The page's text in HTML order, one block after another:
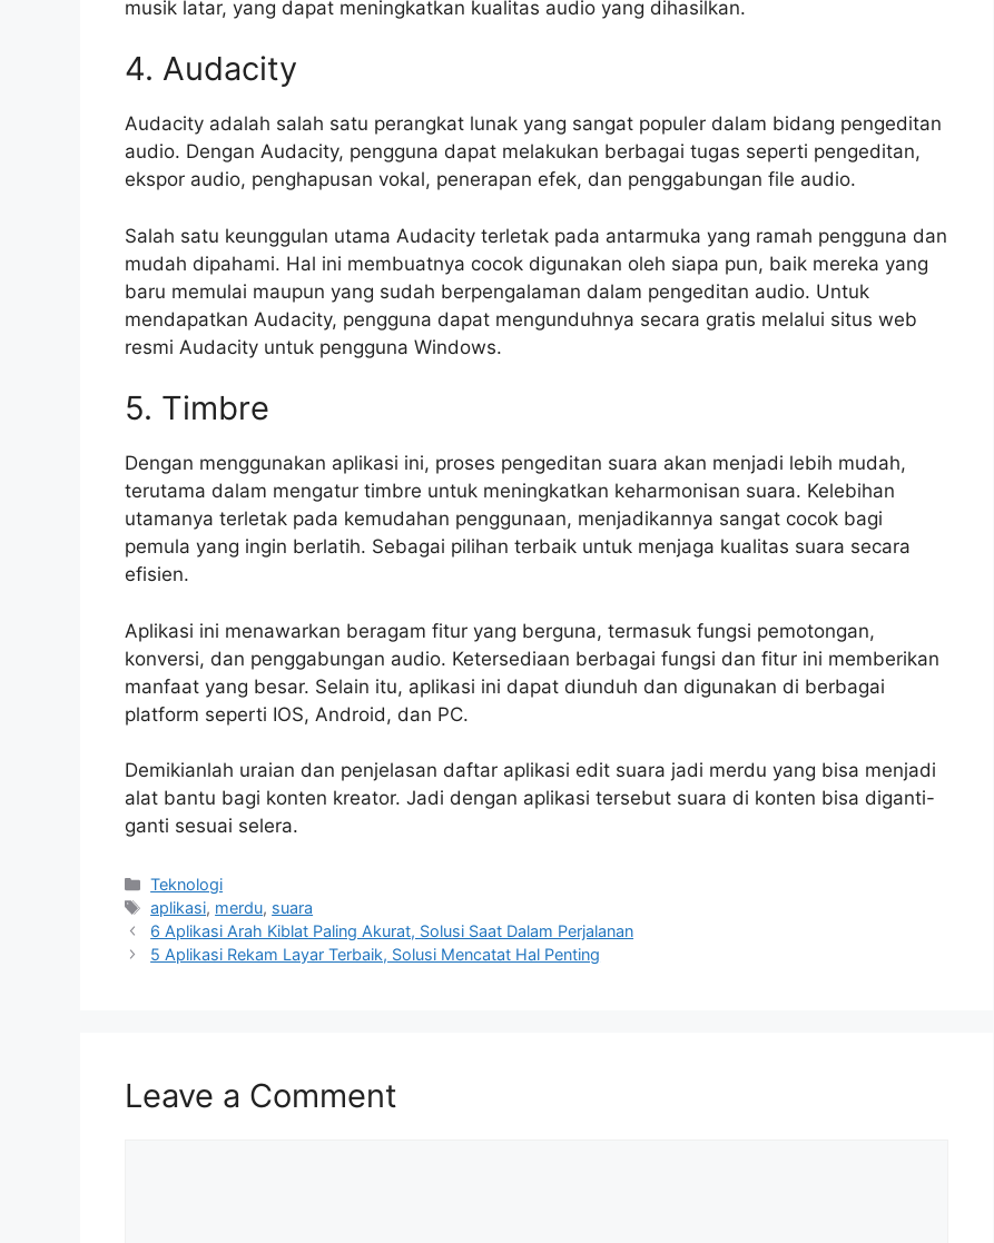
musik latar, yang dapat meningkatkan kualitas audio yang dihasilkan.
4. Audacity
Audacity adalah salah satu perangkat lunak yang sangat populer dalam bidang pengeditan
audio. Dengan Audacity, pengguna dapat melakukan berbagai tugas seperti pengeditan,
ekspor audio, penghapusan vokal, penerapan efek, dan penggabungan file audio.
Salah satu keunggulan utama Audacity terletak pada antarmuka yang ramah pengguna dan
mudah dipahami. Hal ini membuatnya cocok digunakan oleh siapa pun, baik mereka yang
baru memulai maupun yang sudah berpengalaman dalam pengeditan audio. Untuk
mendapatkan Audacity, pengguna dapat mengunduhnya secara gratis melalui situs web
resmi Audacity untuk pengguna Windows.
5. Timbre
Dengan menggunakan aplikasi ini, proses pengeditan suara akan menjadi lebih mudah,
terutama dalam mengatur timbre untuk meningkatkan keharmonisan suara. Kelebihan
utamanya terletak pada kemudahan penggunaan, menjadikannya sangat cocok bagi
pemula yang ingin berlatih. Sebagai pilihan terbaik untuk menjaga kualitas suara secara
efisien.
Aplikasi ini menawarkan beragam fitur yang berguna, termasuk fungsi pemotongan,
konversi, dan penggabungan audio. Ketersediaan berbagai fungsi dan fitur ini memberikan
manfaat yang besar. Selain itu, aplikasi ini dapat diunduh dan digunakan di berbagai
platform seperti IOS, Android, dan PC.
Demikianlah uraian dan penjelasan daftar aplikasi edit suara jadi merdu yang bisa menjadi
alat bantu bagi konten kreator. Jadi dengan aplikasi tersebut suara di konten bisa diganti-
ganti sesuai selera.
Categories
Teknologi
Tags
aplikasi, merdu, suara
6 Aplikasi Arah Kiblat Paling Akurat, Solusi Saat Dalam Perjalanan
5 Aplikasi Rekam Layar Terbaik, Solusi Mencatat Hal Penting
Leave a Comment